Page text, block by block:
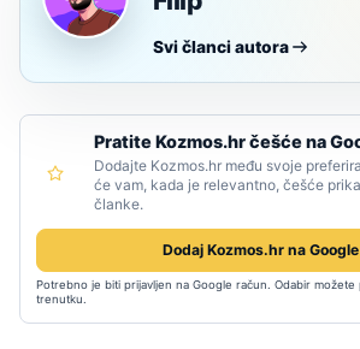
Svi članci autora
Pratite Kozmos.hr češće na
Dodajte Kozmos.hr među svoje
će vam, kada je relevantno, češće
članke.
Dodaj Kozmos.hr na Google
Potrebno je biti prijavljen na Google račun. Odabir
trenutku.